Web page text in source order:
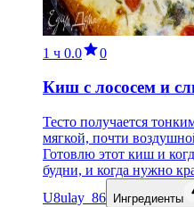
1 ч 0.0 0
Киш с лососем и
Тесто получается
мягкой, почти
Готовлю этот киш и
будни, и когда нужно
U8ulay_86 Ингредиенты